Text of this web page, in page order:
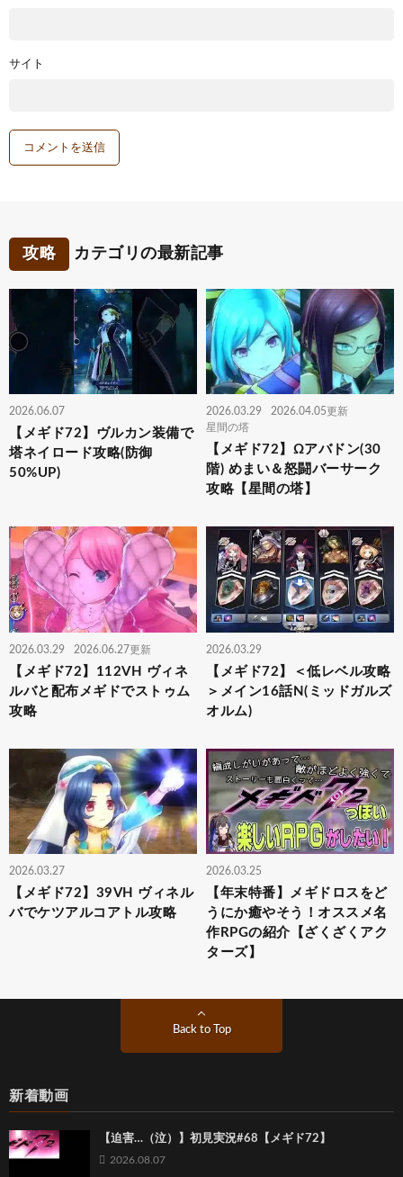
サイト
攻略 カテゴリの最新記事
2026.06.07
【メギド72】ヴルカン装備で
塔ネイロード攻略(防御
50%UP)
2026.03.29
2026.04.05更新
星間の塔
【メギド72】Ωアバドン(30
階) めまい＆怒闘バーサーク
攻略【星間の塔】
2026.03.29 2026.06.27更新
【メギド72】112VH ヴィネ
ルバと配布メギドでストゥム
攻略
2026.03.29
【メギド72】＜低レベル攻略
＞メイン16話N(ミッドガルズ
オルム)
2026.03.27
【メギド72】39VH ヴィネル
バでケツアルコアトル攻略
2026.03.25
【年末特番】メギドロスをど
うにか癒やそう！オススメ名
作RPGの紹介【ざくざくアク
ターズ】
Back to Top
新着動画
【迫害…（泣）】初見実況#68【メギド72】
2026.08.07